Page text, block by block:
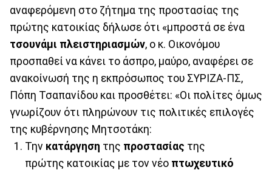
αναφερόμενη στο ζήτημα της προστασίας της
πρώτης κατοικίας δήλωσε ότι «μπροστά σε ένα
τσουνάμι πλειστηριασμών, ο κ. Οικονόμου
προσπαθεί να κάνει το άσπρο, μαύρο, αναφέρει σε
ανακοίνωσή της η εκπρόσωπος του ΣΥΡΙΖΑ-ΠΣ,
Πόπη Τσαπανίδου και προσθέτει: «Οι πολίτες όμως
γνωρίζουν ότι πληρώνουν τις πολιτικές επιλογές
της κυβέρνησης Μητσοτάκη:
Την κατάργηση της προστασίας της
πρώτης κατοικίας με τον νέο πτωχευτικό